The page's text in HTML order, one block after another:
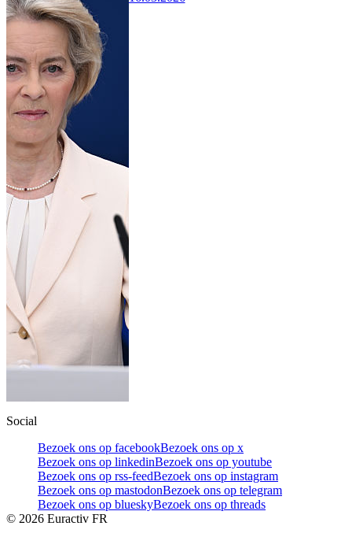
Social
Bezoek ons op facebookBezoek ons op x
Bezoek ons op linkedinBezoek ons op youtube
Bezoek ons op rss-feedBezoek ons op instagram
Bezoek ons op mastodonBezoek ons op telegram
Bezoek ons op blueskyBezoek ons op threads
© 2026 Euractiv FR